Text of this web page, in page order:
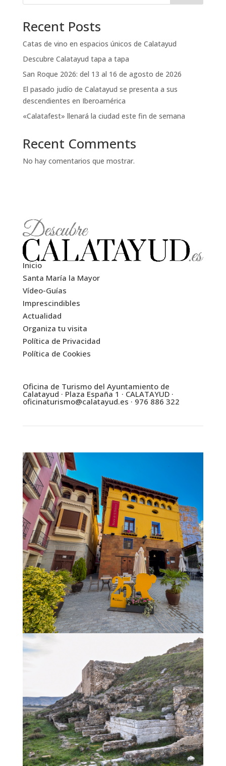
Recent Posts
Catas de vino en espacios únicos de Calatayud
Descubre Calatayud tapa a tapa
San Roque 2026: del 13 al 16 de agosto de 2026
El pasado judío de Calatayud se presenta a sus
descendientes en Iberoamérica
«Calatafest» llenará la ciudad este fin de semana
Recent Comments
No hay comentarios que mostrar.
Inicio
Santa María la Mayor
Vídeo-Guías
Imprescindibles
Actualidad
Organiza tu visita
Política de Privacidad
Política de Cookies
Oficina de Turismo del Ayuntamiento de
Calatayud · Plaza España 1 · CALATAYUD ·
oficinaturismo@calatayud.es · 976 886 322